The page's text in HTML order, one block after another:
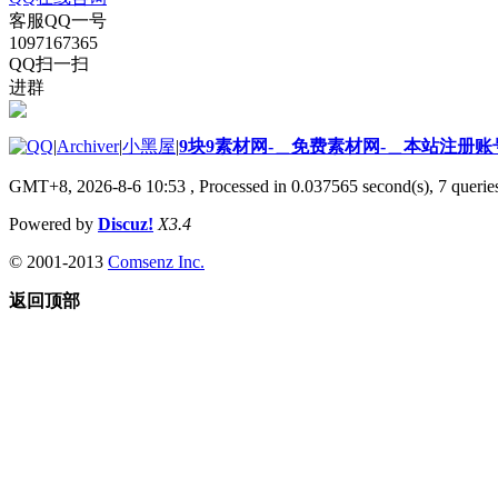
客服QQ一号
1097167365
QQ扫一扫
进群
|Archiver|小黑屋|9块9素材网-＿免费素材网-＿本站注册账
GMT+8, 2026-8-6 10:53 , Processed in 0.037565 second(s), 7
Powered by Discuz! X3.4
© 2001-2013 Comsenz Inc.
返回顶部